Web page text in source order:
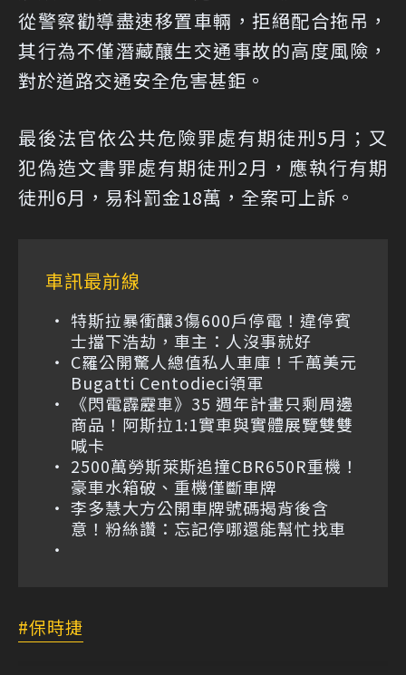
從警察勸導盡速移置車輛，拒絕配合拖吊，
其行為不僅潛藏釀生交通事故的高度風險，
對於道路交通安全危害甚鉅。
最後法官依公共危險罪處有期徒刑5月；又
犯偽造文書罪處有期徒刑2月，應執行有期
徒刑6月，易科罰金18萬，全案可上訴。
車訊最前線
特斯拉暴衝釀3傷600戶停電！違停賓
士擋下浩劫，車主：人沒事就好
C羅公開驚人總值私人車庫！千萬美元
Bugatti Centodieci領軍
《閃電霹靂車》35 週年計畫只剩周邊
商品！阿斯拉1:1實車與實體展覽雙雙
喊卡
2500萬勞斯萊斯追撞CBR650R重機！
豪車水箱破、重機僅斷車牌
李多慧大方公開車牌號碼揭背後含
意！粉絲讚：忘記停哪還能幫忙找車
保時捷